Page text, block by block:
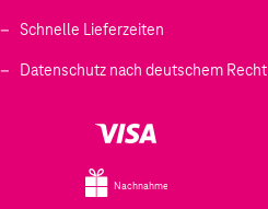
Schnelle Lieferzeiten
Datenschutz nach deutschem Recht
Nachnahme